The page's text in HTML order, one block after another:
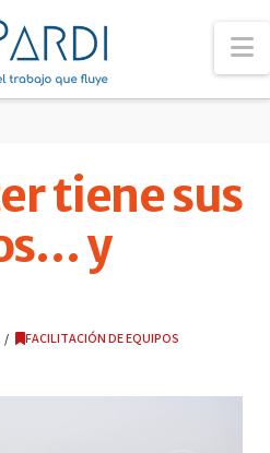
tiene sus
y
FACILITACIÓN DE EQUIPOS